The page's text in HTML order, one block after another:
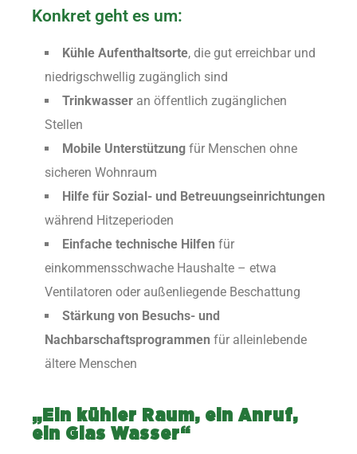
Konkret geht es um:
Kühle Aufenthaltsorte, die gut erreichbar und
niedrigschwellig zugänglich sind
Trinkwasser an öffentlich zugänglichen
Stellen
Mobile Unterstützung für Menschen ohne
sicheren Wohnraum
Hilfe für Sozial- und Betreuungseinrichtungen
während Hitzeperioden
Einfache technische Hilfen für
einkommensschwache Haushalte – etwa
Ventilatoren oder außenliegende Beschattung
Stärkung von Besuchs- und
Nachbarschaftsprogrammen für alleinlebende
ältere Menschen
„Ein kühler Raum, ein Anruf,
ein Glas Wasser“